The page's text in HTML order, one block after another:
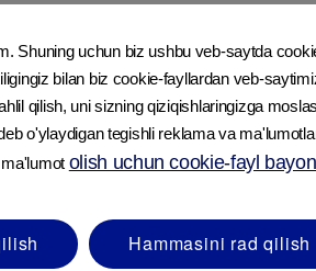
Shuning uchun biz ushbu veb-saytda
bilan biz cookie-fayllardan veb-
qilish, uni sizning qiziqishlaringizga
o'ylaydigan tegishli reklama va
olish uchun cookie-fayl
Hammasini rad qilish